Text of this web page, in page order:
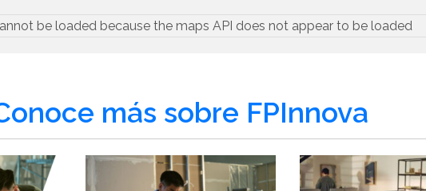
be loaded because the maps API does not appear to be loaded
más sobre FPInnova